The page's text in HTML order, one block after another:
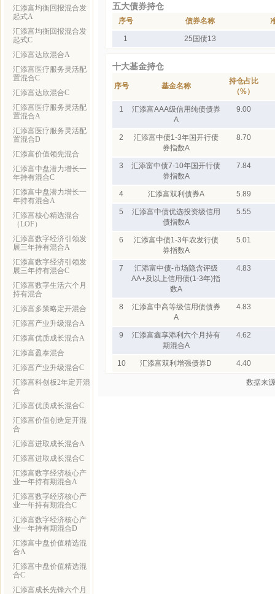
汇添富均衡回报混合发
起式A
汇添富均衡回报混合发
起式C
汇添富达欣混合A
汇添富医疗服务灵活配
置混合C
汇添富达欣混合C
汇添富医疗服务灵活配
置混合A
汇添富医疗服务灵活配
置混合D
汇添富价值领先混合
汇添富中盘潜力增长一
年持有混合C
汇添富中盘潜力增长一
年持有混合A
汇添富核心精选混合
（LOF）
汇添富数字经济引领发
展三年持有混合A
汇添富数字经济引领发
展三年持有混合C
汇添富数字生活六个月
持有混合
汇添富多策略定开混合
汇添富产业升级混合A
汇添富优质成长混合A
汇添富盈泰混合
汇添富产业升级混合C
汇添富科创板2年定开混
合
汇添富优质成长混合C
汇添富价值创造定开混
合
汇添富进取成长混合A
汇添富进取成长混合C
汇添富数字经济核心产
业一年持有期混合A
汇添富数字经济核心产
业一年持有期混合C
汇添富数字经济核心产
业一年持有期混合D
汇添富中盘价值精选混
合A
汇添富中盘价值精选混
合C
汇添富成长先锋六个月
五大债券持仓
序号 债券名称
1 25国债13
十大基金持仓
序号 基金名称
持仓占比
（%）
1
汇添富AAA级信用纯债债券
A
9.00
2
汇添富中债1-3年国开行债
券指数A
8.70
3
汇添富中债7-10年国开行债
券指数A
7.84
4 汇添富双利债券A 5.89
5
汇添富中债优选投资级信用
债指数A
5.55
6
汇添富中债1-3年农发行债
券指数A
5.01
7
汇添富中债-市场隐含评级
AA+及以上信用债(1-3年)指
数A
4.83
8
汇添富中高等级信用债债券
A
4.83
9
汇添富鑫享添利六个月持有
期混合A
4.62
10 汇添富双利增强债券D 4.40
数据来